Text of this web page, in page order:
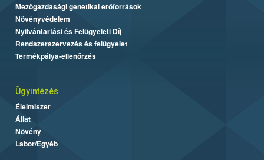
Mezőgazdasági genetikai erőforrások
Növényvédelem
Nyilvántartási és Felügyeleti Díj
Rendszerszervezés és felügyelet
Termékpálya-ellenőrzés
Ügyintézés
Élelmiszer
Állat
Növény
Labor/Egyéb